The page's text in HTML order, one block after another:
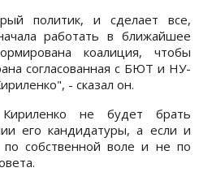
политик, и сделает все,
работать в ближайшее
коалиция, чтобы
согласованная с БЮТ и НУ-
- сказал он.
не будет брать
его кандидатуры, а если и
собственной воле и не по